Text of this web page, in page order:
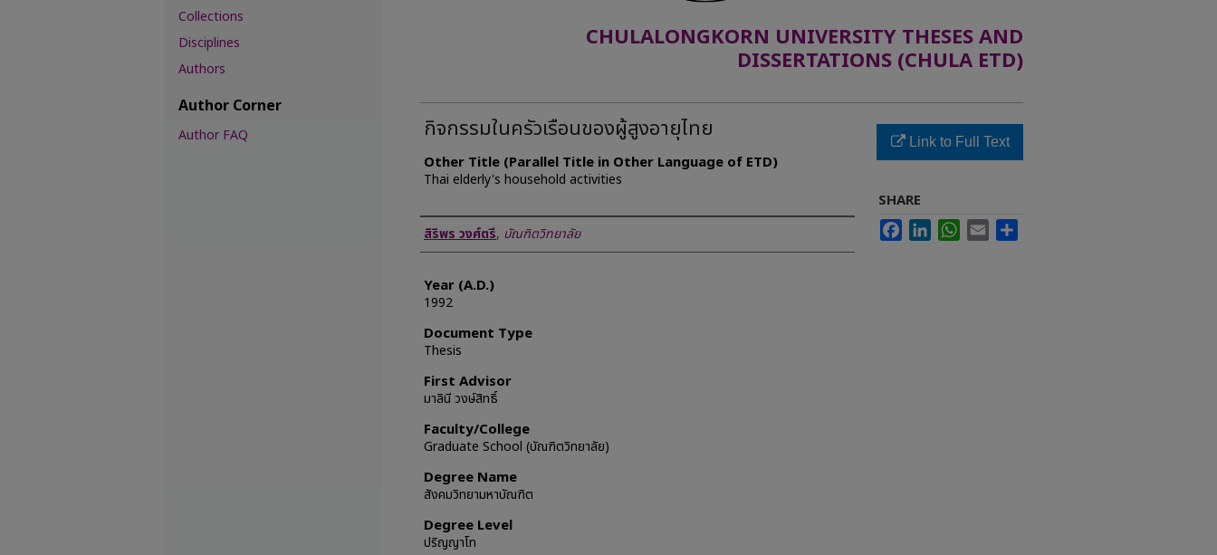
CHULALONGKORN UNIVERSITY THESES AND
DISSERTATIONS (CHULA ETD)
กิจกรรมในครัวเรือนของผู้สูงอายุไทย
Other Title (Parallel Title in Other Language of ETD)
Thai elderly's household activities
Author
สิริพร วงศ์ตรี, บัณฑิตวิทยาลัย
Year (A.D.)
1992
Document Type
Thesis
First Advisor
มาลินี วงษ์สิทธิ์
Faculty/College
Graduate School (บัณฑิตวิทยาลัย)
Degree Name
สังคมวิทยามหาบัณฑิต
Degree Level
ปริญญาโท
Link to Full Text
SHARE
FacebookLinkedInWhatsApp
Email
Collections
Disciplines
Authors
Author Corner
Author FAQ